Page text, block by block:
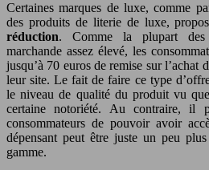
Certaines marques de luxe, comme
des produits de literie de luxe,
réduction. Comme la plupart
marchande assez élevé, les
jusqu’à 70 euros de remise sur l’achat
leur site. Le fait de faire ce type
le niveau de qualité du produit vu
certaine notoriété. Au contraire, il
consommateurs de pouvoir avoir
dépensant peut être juste un peu
gamme.